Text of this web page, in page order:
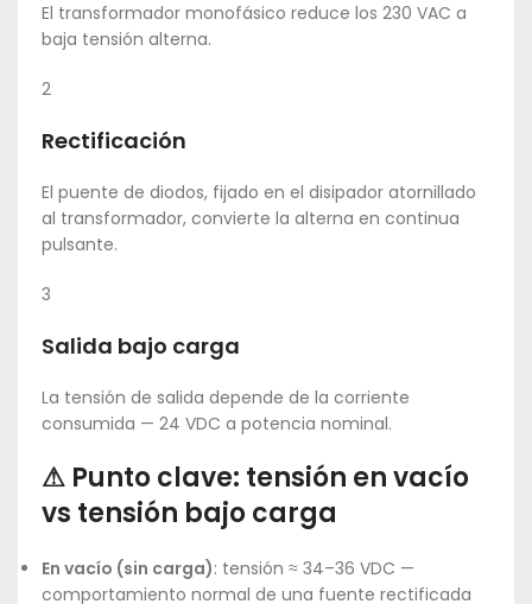
El transformador monofásico reduce los 230 VAC a
baja tensión alterna.
2
Rectificación
El puente de diodos, fijado en el disipador atornillado
al transformador, convierte la alterna en continua
pulsante.
3
Salida bajo carga
La tensión de salida depende de la corriente
consumida — 24 VDC a potencia nominal.
⚠ Punto clave: tensión en vacío
vs tensión bajo carga
En vacío (sin carga): tensión ≈ 34–36 VDC —
comportamiento normal de una fuente rectificada